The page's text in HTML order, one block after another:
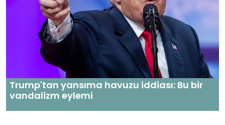
Trump'tan yansıma havuzu iddiası: Bu bir
vandalizm eylemi